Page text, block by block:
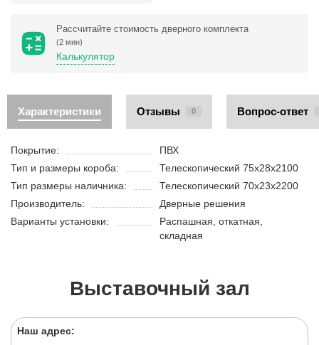
Рассчитайте стоимость дверного комплекта
(2 мин)
Калькулятор
Характеристики Отзывы 0 Вопрос-ответ
Покрытие:
ПВХ
Тип и размеры короба:
Телескопический 75х28х2100
Тип размеры наличника:
Телескопический 70х23х2200
Производитель:
Дверные решения
Варианты установки:
Распашная, откатная,
складная
Выставочный зал
Наш адрес: